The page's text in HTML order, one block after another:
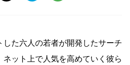
た六人の若者が開発したサーチ
ネット上で人気を高めていく彼ら